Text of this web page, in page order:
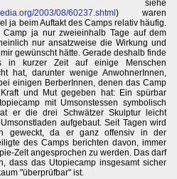
siehe
2003/08/60237.shtml ) waren
ja beim Auftakt des Camps relativ häufig.
Camp ja nur zweieinhalb Tage auf dem
nur ansatzweise die Wirkung und
gewünscht hätte. Gerade deshalb finde
in kurzer Zeit auf einige Menschen
hat, darunter wenige AnwohnerInnen,
einigen BerberInnen, denen das Camp
und Mut gegeben hat: Ein spürbar
mit Umsonstessen symbolisch
er die drei Schwätzer Skulptur leicht
aufgebaut. Seit Tagen wird
geweckt, da er ganz offensiv in der
des Camps berichten davon, immer
Zelt angesprochen zu werden. Das darf
dass das Utopiecamp insgesamt sicher
"überprüfbar" ist.